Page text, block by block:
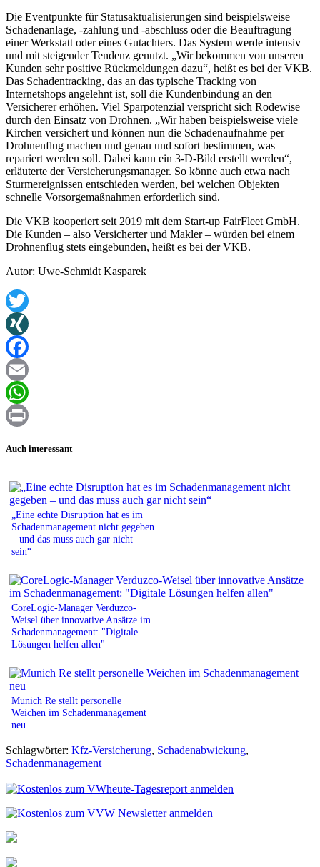
Die Eventpunkte für Statusaktualisierungen sind beispielsweise
Schadenanlage, -zahlung und -abschluss oder die Beauftragung
einer Werkstatt oder eines Gutachters. Das System werde intensiv
und mit steigender Tendenz genutzt. „Wir bekommen von unseren
Kunden sehr positive Rückmeldungen dazu“, heißt es bei der VKB.
Das Schadentracking, das an das typische Tracking von
Internetshops angelehnt ist, soll die Kundenbindung an den
Versicherer erhöhen. Viel Sparpotenzial verspricht sich Rodewise
durch den Einsatz von Drohnen. „Wir haben beispielsweise viele
Kirchen versichert und können nun die Schadenaufnahme per
Drohnenflug machen und genau und sofort bestimmen, was
repariert werden soll. Dabei kann ein 3-D-Bild erstellt werden“,
erläuterte der Versicherungsmanager. So könne auch etwa nach
Sturmereignissen entschieden werden, bei welchen Objekten
schnelle Vorsorgemaßnahmen erforderlich sind.
Die VKB kooperiert seit 2019 mit dem Start-up FairFleet GmbH.
Die Kunden – also Versicherter und Makler – würden bei einem
Drohnenflug stets eingebunden, heißt es bei der VKB.
Autor: Uwe-Schmidt Kasparek
Twitter
XING
Facebook
Email
WhatsApp
Auch interessant
„Eine echte Disruption hat es im
Schadenmanagement nicht gegeben
– und das muss auch gar nicht
sein“
CoreLogic-Manager Verduzco-
Weisel über innovative Ansätze im
Schadenmanagement: "Digitale
Lösungen helfen allen"
Munich Re stellt personelle
Weichen im Schadenmanagement
neu
Schlagwörter: Kfz-Versicherung, Schadenabwickung,
Schadenmanagement